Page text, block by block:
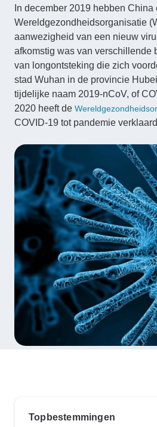
In december 2019 hebben China
Wereldgezondheidsorganisatie
aanwezigheid van een nieuw
afkomstig was van verschillende
van longontsteking die zich
stad Wuhan in de provincie
tijdelijke naam 2019-nCoV, of
2020 heeft de
COVID-19 tot pandemie
Topbestemmingen